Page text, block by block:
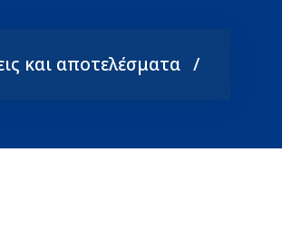
και αποτελέσματα